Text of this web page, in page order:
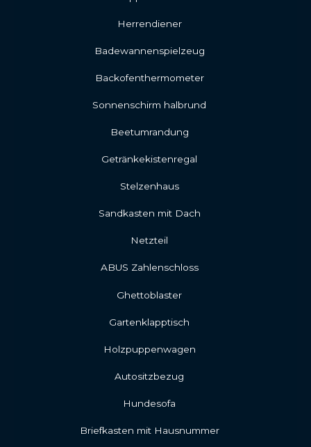
Herrendiener
Badewannenspielzeug
Backofenthermometer
Sonnenschirm halbrund
Beetumrandung
Getränkekistenregal
Stelzenhaus
Sandkasten mit Dach
Netzteil
ABUS Zahlenschloss
Ghettoblaster
Gartenklapptisch
Holzpuppenwagen
Autositzbezug
Hundesofa
Briefkasten mit Hausnummer